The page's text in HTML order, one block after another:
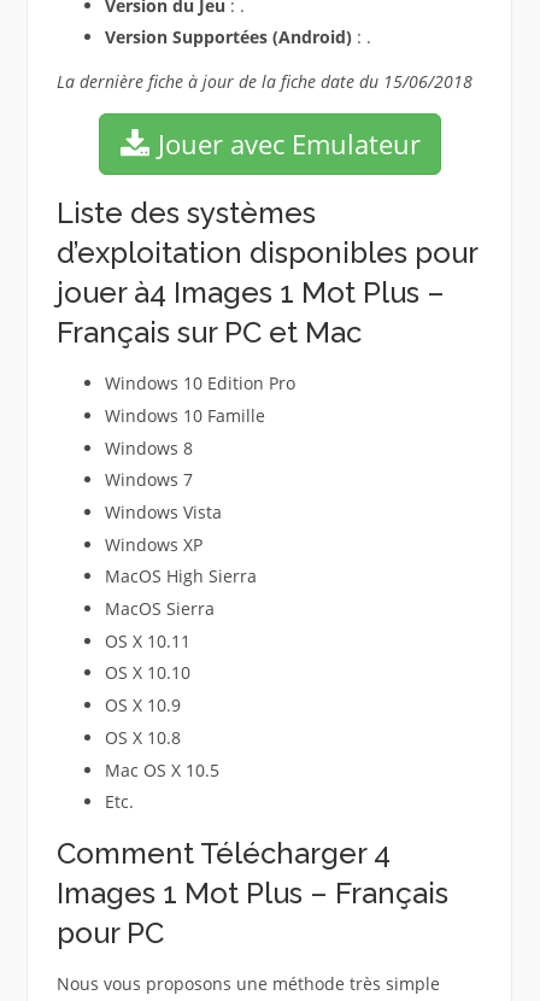
Version du Jeu : .
Version Supportées (Android): .
La dernière fiche à jour de la fiche date du 15/06/2018
Jouer avec Emulateur
Liste des systèmes
d’exploitation disponibles pour
jouer à4 Images 1 Mot Plus –
Français sur PC et Mac
Windows 10 Edition Pro
Windows 10 Famille
Windows 8
Windows 7
Windows Vista
Windows XP
MacOS High Sierra
MacOS Sierra
OS X 10.11
OS X 10.10
OS X 10.9
OS X 10.8
Mac OS X 10.5
Etc.
Comment Télécharger 4
Images 1 Mot Plus – Français
pour PC
Nous vous proposons une méthode très simple